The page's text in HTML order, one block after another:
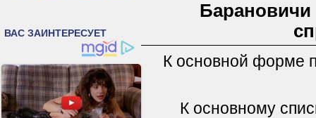
Барановичи
К основной форме
К основному